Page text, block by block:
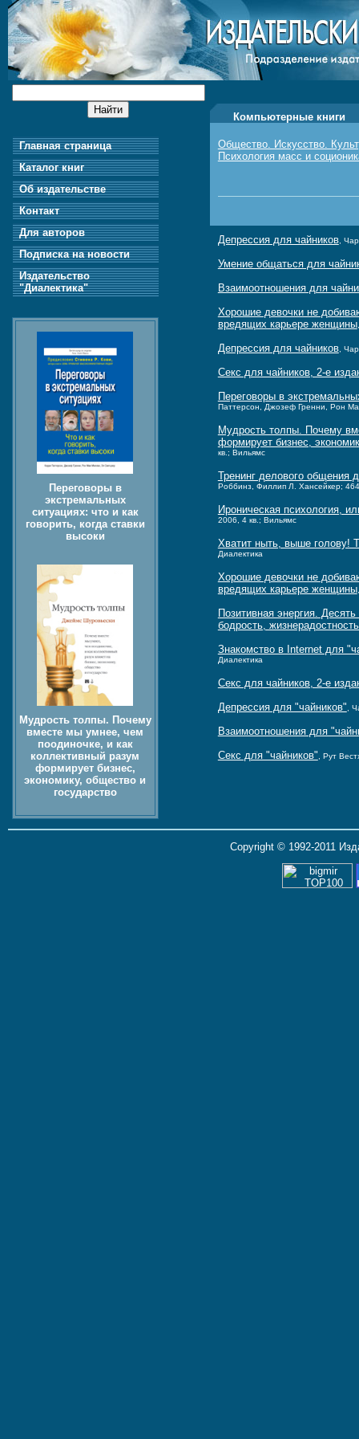
Главная страница
Каталог книг
Об издательстве
Контакт
Для авторов
Подписка на новости
Издательство
"Диалектика"
Переговоры в
экстремальных
ситуациях: что и как
говорить, когда ставки
высоки
Мудрость толпы. Почему
вместе мы умнее, чем
поодиночке, и как
коллективный разум
формирует бизнес,
экономику, общество и
государство
Компьютерные книги
Общество. Искусство.
Психология масс и
Депрессия для чайников,
Умение общаться для
Взаимоотношения для
Хорошие девочки не
вредящих карьере женщины
Депрессия для чайников,
Секс для чайников, 2-е
Переговоры в
Паттерсон, Джозеф Гренни, Рон
Мудрость толпы. Почему
формирует бизнес,
кв.; Вильямс
Тренинг делового общения
Роббинз, Филлип Л. Хансейкер;
Ироническая психология,
2006, 4 кв.; Вильямс
Хватит ныть, выше голову!
Диалектика
Хорошие девочки не
вредящих карьере женщины
Позитивная энергия.
бодрость,
Знакомство в Internet для
Диалектика
Секс для чайников, 2-е
Депрессия для "чайников" ,
Взаимоотношения для
Секс для "чайников" , Рут
Copyright © 1992-2011